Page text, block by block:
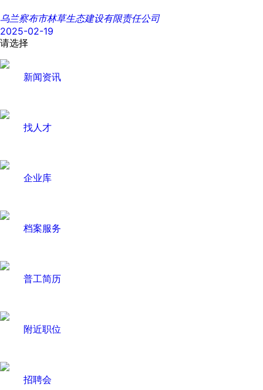
乌兰察布市林草生态建设有限责任公司
2025-02-19
请选择
新闻资讯
找人才
企业库
档案服务
普工简历
附近职位
招聘会